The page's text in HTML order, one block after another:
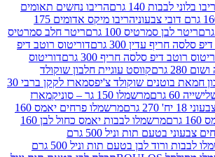
גרם
הריבו נחשים תאומים
הריבו מיקס אדומים 175
100 גרם
ריטר חלב סמרטיס
300 גרם
דוריטוס רוטב דיפ
חריף 300 גרם
דוריטוס
קווסט עוגיית חלבון שוקולד
שוקולד צ'יפס
מארז לקקן ברבי 30
מרשמלו 150 גר – סוניק
מארז
מרשמלו פרחים יאמס 160
מרשמלו לבבות יאמס כחול לבן 160
ממתק מרשמלו פרחים צבעוני בטעם תות וניל 500 גרם
ממתק מרשמלו לבבות ורוד לבן בטעם תות וניל 500 גרם